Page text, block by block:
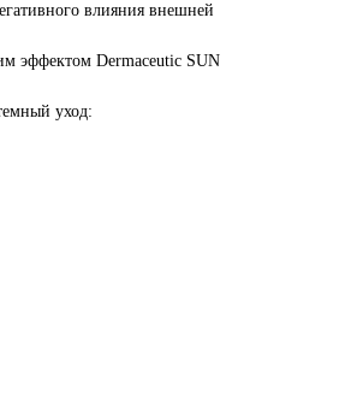
влияния внешней
эффектом Dermaceutic SUN
уход: